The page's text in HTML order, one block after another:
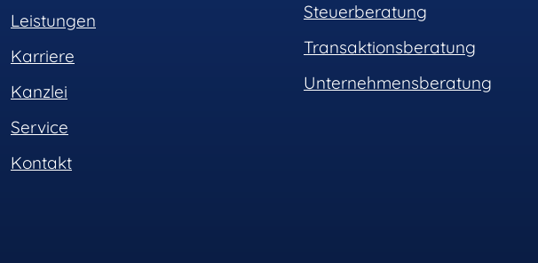
Leistungen
Karriere
Kanzlei
Service
Kontakt
Steuerberatung
Transaktionsberatung
Unternehmensberatung